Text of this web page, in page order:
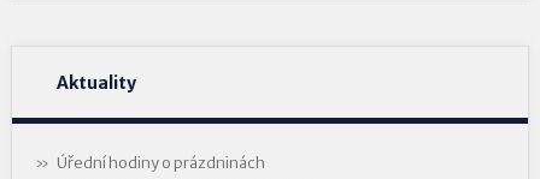
Aktuality
Úřední hodiny o prázdninách